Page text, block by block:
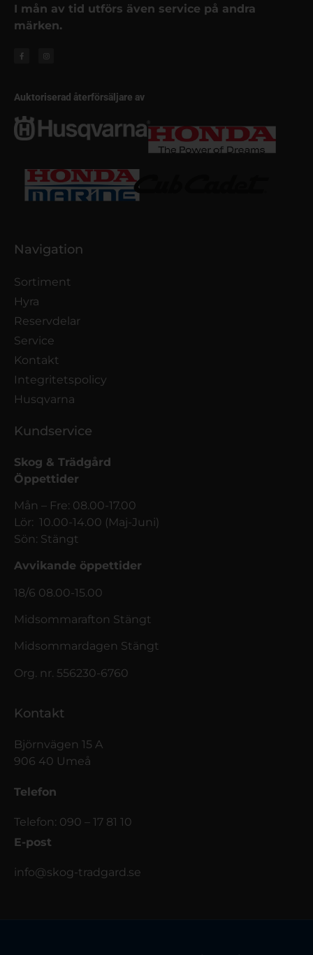
I mån av tid utförs även service på andra
märken.
Auktoriserad återförsäljare av
Navigation
Sortiment
Hyra
Reservdelar
Service
Kontakt
Integritetspolicy
Husqvarna
Kundservice
Skog & Trädgård
Öppettider
Mån – Fre: 08.00-17.00
Lör: 10.00-14.00 (Maj-Juni)
Sön: Stängt
Avvikande öppettider
18/6 08.00-15.00
Midsommarafton Stängt
Midsommardagen Stängt
Org. nr. 556230-6760
Kontakt
Björnvägen 15 A
906 40 Umeå
Telefon
Telefon: 090 – 17 81 10
E-post
info@skog-tradgard.se